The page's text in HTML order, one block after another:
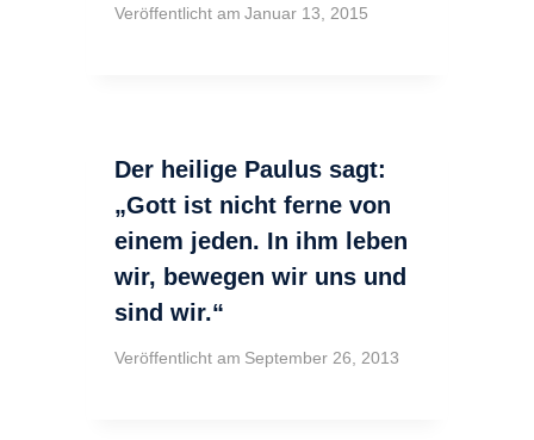
Veröffentlicht am Januar 13, 2015
Der heilige Paulus sagt:
„Gott ist nicht ferne von
einem jeden. In ihm leben
wir, bewegen wir uns und
sind wir.“
Veröffentlicht am September 26, 2013